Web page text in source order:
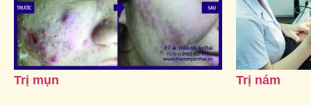
Trị mụn Trị nám